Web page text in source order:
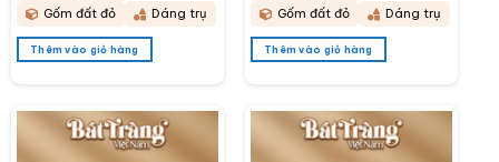
Gốm đất đỏ
Dáng trụ
Thêm vào giỏ hàng
Gốm đất đỏ
Dáng trụ
Thêm vào giỏ hàng